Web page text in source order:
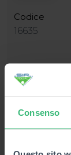
Consenso
Codice
16635